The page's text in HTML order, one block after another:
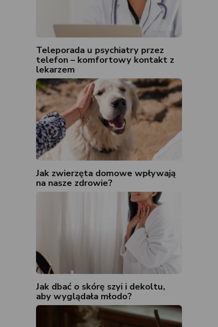
Teleporada u psychiatry przez
telefon – komfortowy kontakt z
lekarzem
Jak zwierzęta domowe wpływają
na nasze zdrowie?
Jak dbać o skórę szyi i dekoltu,
aby wyglądała młodo?